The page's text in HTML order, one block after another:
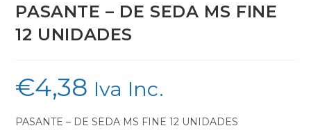
PASANTE – DE SEDA MS FINE
12 UNIDADES
€4,38 Iva Inc.
PASANTE – DE SEDA MS FINE 12 UNIDADES